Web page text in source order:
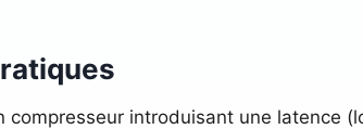
introduisant une latence